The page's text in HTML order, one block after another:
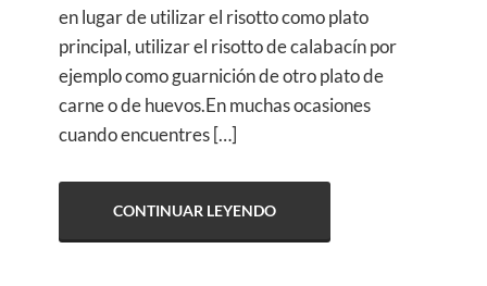
en lugar de utilizar el risotto como plato
principal, utilizar el risotto de calabacín por
ejemplo como guarnición de otro plato de
carne o de huevos.En muchas ocasiones
cuando encuentres […]
CONTINUAR LEYENDO